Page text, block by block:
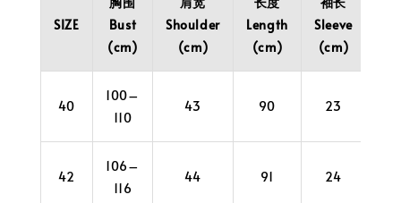
SIZE
Bust
(cm)
Shoulder
(cm)
Length
(cm)
Sleeve
(cm)
40
100–
110
43 90 23
42
106–
116
44 91 24